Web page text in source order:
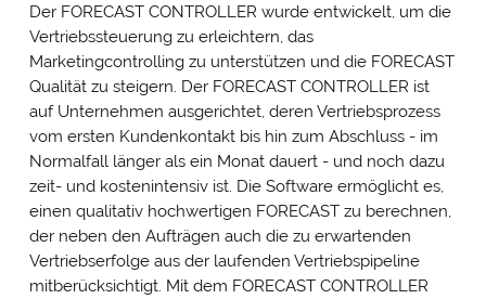
Der FORECAST CONTROLLER wurde entwickelt, um die
Vertriebssteuerung zu erleichtern, das
Marketingcontrolling zu unterstützen und die FORECAST
Qualität zu steigern. Der FORECAST CONTROLLER ist
auf Unternehmen ausgerichtet, deren Vertriebsprozess
vom ersten Kundenkontakt bis hin zum Abschluss - im
Normalfall länger als ein Monat dauert - und noch dazu
zeit- und kostenintensiv ist. Die Software ermöglicht es,
einen qualitativ hochwertigen FORECAST zu berechnen,
der neben den Aufträgen auch die zu erwartenden
Vertriebserfolge aus der laufenden Vertriebspipeline
mitberücksichtigt. Mit dem FORECAST CONTROLLER